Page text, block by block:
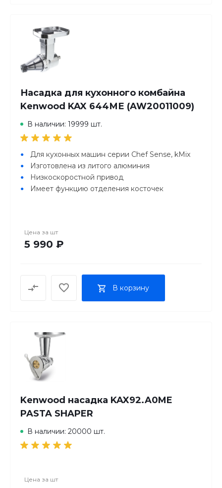
Насадка для кухонного комбайна
Kenwood KAX 644МЕ (AW20011009)
В наличии: 19999 шт.
Для кухонных машин серии Chef Sense, kMix
Изготовлена из литого алюминия
Низкоскоростной привод
Имеет функцию отделения косточек
Цена за шт
5 990 ₽
В корзину
Kenwood насадка KAX92.A0ME
PASTA SHAPER
В наличии: 20000 шт.
Цена за шт